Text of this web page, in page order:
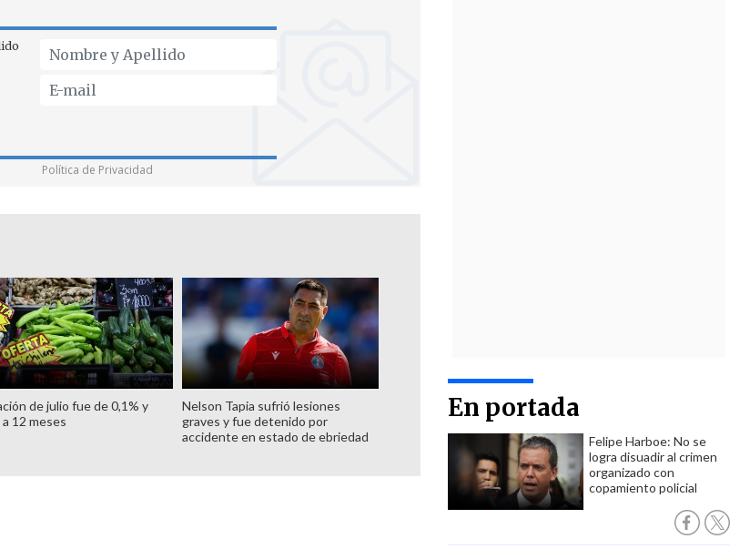
En portada
Felipe Harboe: No se
logra disuadir al crimen
organizado con
copamiento policial
Política de Privacidad
de julio fue de 0,1% y
12 meses
Nelson Tapia sufrió lesiones
graves y fue detenido por
accidente en estado de ebriedad